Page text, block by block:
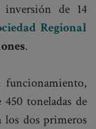
inversión de 14
Regional
.
funcionamiento,
toneladas de
los dos primeros